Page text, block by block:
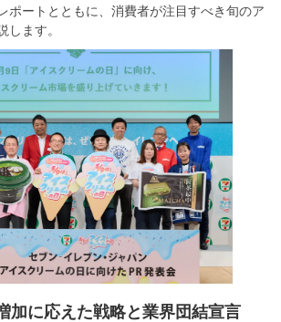
ポートとともに、消費者が注目すべき旬のア
します。
加に応えた戦略と業界団結宣言